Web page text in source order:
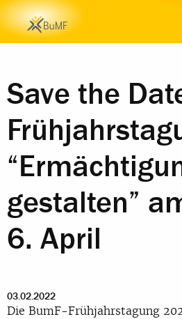
Save the
gestalten”
6. April
03.02.2022
Die BumF-Frühjahrstagung